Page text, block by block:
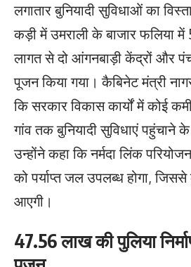
लगातार बुनियादी सुविधाओं का
कड़ी में उमराली के बाजार फलिया
लागत से दो आंगनबाड़ी केंद्रों और
पूजन किया गया। कैबिनेट मंत्री
कि सरकार विकास कार्यों में कोई
गांव तक बुनियादी सुविधाएं पहुंचाने
उन्होंने कहा कि नर्मदा लिंक
को पर्याप्त जल उपलब्ध होगा,
आएगी।
47.56 लाख की पुलिया